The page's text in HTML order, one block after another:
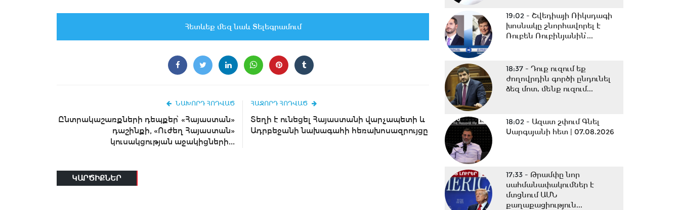
Հետևեք մեզ նաև Տելեգրամում
ՆԱԽՈՐԴ ՀՈԴՎԱԾ
Ընտրակաշառքների դեպքեր՝ «Հայաստան»
դաշինքի, «Ուժեղ Հայաստան»
կուսակցության աջակիցների...
ՀԱՋՈՐԴ ՀՈԴՎԱԾ
Տեղի է ունեցել Հայաստանի վարչապետի և
Ադրբեջանի նախագահի հեռախոսազրույցը
ԿԱՐԾԻՔՆԵՐ
19:02 - Շվեդիայի Ռիկսդագի
խոսնակը շնորհավորել է
Ռուբեն Ռուբինյանին՝...
18:37 - Դուք ուզում եք
ժողովրդին գործի ընդունել
ձեզ մոտ, մենք ուզում...
18:02 - Ազատ շփում Գնել
Սարգսյանի հետ | 07.08.2026
17:33 - Թրամփը նոր
սահմանափակումներ է
մտցնում ԱՄՆ
քաղաքացիություն...